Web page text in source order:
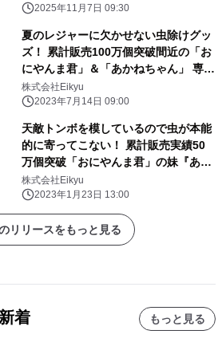
に新商品が発売！！
2025年11月7日 09:30
夏のレジャーに欠かせない虫除けグッ
ズ！ 累計販売100万個突破間近の「お
にやんま君」＆「あかねちゃん」 専用
ケースが7月14日(金)先行予約開始
株式会社Eikyu
2023年7月14日 09:00
天敵トンボを模しているので虫が本能
的に寄ってこない！ 累計販売実績50
万個突破「おにやんま君」の妹『あか
ねちゃん』が 1月22日よりMakuakeに
て先行販売開始
株式会社Eikyu
2023年1月23日 13:00
リリースをもっと見る
着 もっと見る